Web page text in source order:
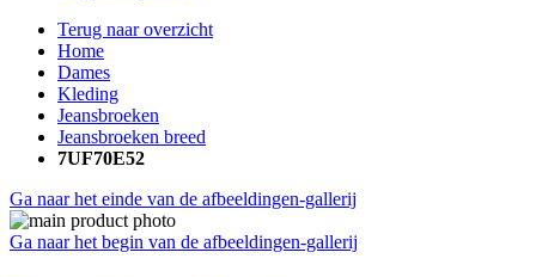
Terug naar overzicht
Home
Dames
Kleding
Jeansbroeken
Jeansbroeken breed
7UF70E52
Ga naar het einde van de afbeeldingen-gallerij
Ga naar het begin van de afbeeldingen-gallerij